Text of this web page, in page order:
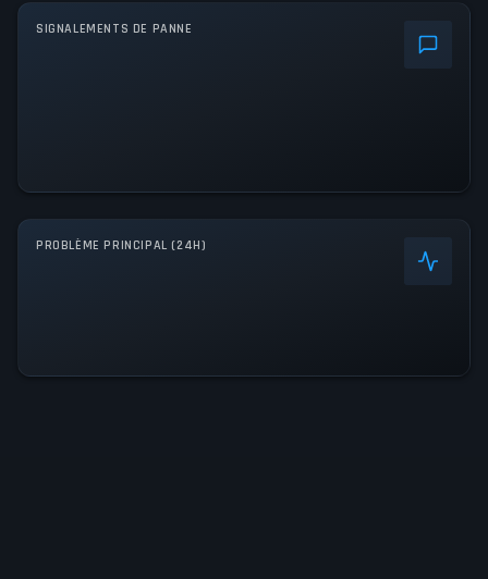
SIGNALEMENTS DE PANNE
PROBLÈME PRINCIPAL (24H)